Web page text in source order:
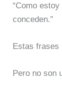
“Como
conceden.”
Estas frases
Pero no son